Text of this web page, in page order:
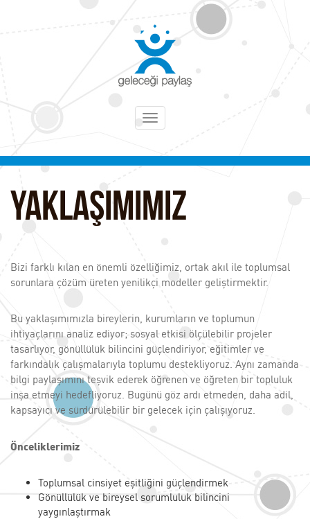
Toggle
Yaklaşımımız
Bizi farklı kılan en önemli özelliğimiz, ortak akıl ile toplumsal
sorunlara çözüm üreten yenilikçi modeller geliştirmektir.
Bu yaklaşımımızla bireylerin, kurumların ve toplumun
ihtiyaçlarını analiz ediyor; sosyal etkisi ölçülebilir projeler
tasarlıyor, gönüllülük bilincini güçlendiriyor, eğitimler ve
farkındalık çalışmalarıyla toplumu destekliyoruz. Aynı zamanda
bilgi paylaşımını teşvik ederek öğrenen ve öğreten bir topluluk
inşa etmeyi hedefliyoruz. Bugünü göz ardı etmeden, daha adil,
kapsayıcı ve sürdürülebilir bir gelecek için çalışıyoruz.
Önceliklerimiz
Toplumsal cinsiyet eşitliğini güçlendirmek
Gönüllülük ve bireysel sorumluluk bilincini
yaygınlaştırmak